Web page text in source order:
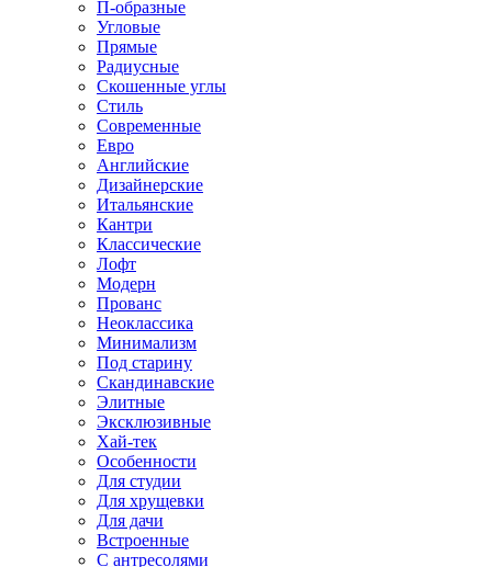
П-образные
Угловые
Прямые
Радиусные
Скошенные углы
Стиль
Современные
Евро
Английские
Дизайнерские
Итальянские
Кантри
Классические
Лофт
Модерн
Прованс
Неоклассика
Минимализм
Под старину
Скандинавские
Элитные
Эксклюзивные
Хай-тек
Особенности
Для студии
Для хрущевки
Для дачи
Встроенные
С антресолями